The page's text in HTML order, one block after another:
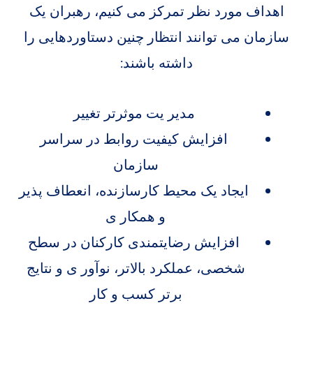
اهداف مورد نظر تمرکز می کنیم، رهبران یک
سازمان می توانند انتظار چنین دستاوردهایی را
داشته باشند:
مدیر یت موثرتر تغییر
افزایش کیفیت روابط در سراسر
سازمان
ایجاد یک محیط کارسازنده، انعطاف پذیر
و همکار ی
افزایش رضایتمندی کارکنان در سطح
شخصی، عملکرد بالاتر، نوآور ی و نتایج
برتر کسب و کار